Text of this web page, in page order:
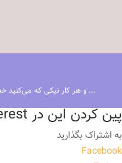
... و هر کار نیکی که می‌کنید
پین کردن این در Pinterest
به اشتراک بگذارید
Facebook